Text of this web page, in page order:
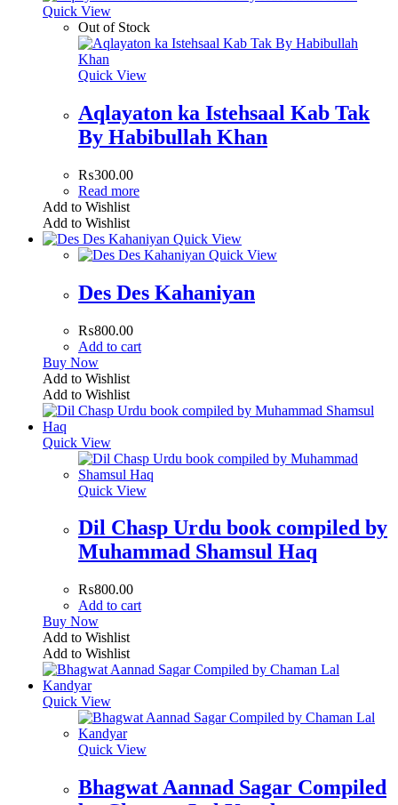
Quick View
Out of Stock
Quick View
Aqlayaton ka Istehsaal Kab Tak
By Habibullah Khan
₨300.00
Read more
Add to Wishlist
Add to Wishlist
Quick View
Quick View
Des Des Kahaniyan
₨800.00
Add to cart
Buy Now
Add to Wishlist
Add to Wishlist
Quick View
Quick View
Dil Chasp Urdu book compiled by
Muhammad Shamsul Haq
₨800.00
Add to cart
Buy Now
Add to Wishlist
Add to Wishlist
Quick View
Quick View
Bhagwat Aannad Sagar Compiled